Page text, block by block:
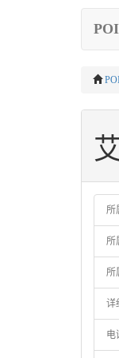
所
所
所
详
电